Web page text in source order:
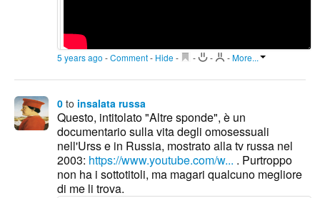
5 years ago -Comment- Hide - - - -More...
0 to insalata russa
Questo, intitolato "Altre sponde", è un
documentario sulla vita degli omosessuali
nell'Urss e in Russia, mostrato alla tv russa nel
2003: https://www.youtube.com/w... . Purtroppo
non ha i sottotitoli, ma magari qualcuno megliore
di me li trova.